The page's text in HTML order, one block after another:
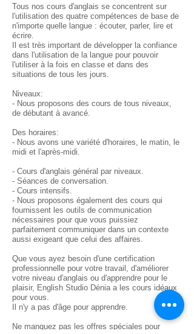
Tous nos cours d'anglais se concentrent sur
l'utilisation des quatre compétences de base de
n'importe quelle langue : écouter, parler, lire et
écrire.
Il est très important de développer la confiance
dans l'utilisation de la langue pour pouvoir
l'utiliser à la fois en classe et dans des
situations de tous les jours.
Niveaux:
- Nous proposons des cours de tous niveaux,
de débutant à avancé.
Des horaires:
- Nous avons une variété d'horaires, le matin, le
midi et l'après-midi.
- Cours d'anglais général par niveaux.
- Séances de conversation.
- Cours intensifs.
- Nous proposons également des cours qui
fournissent les outils de communication
nécessaires pour que vous puissiez
parfaitement communiquer dans un contexte
aussi exigeant que celui des affaires.
Que vous ayez besoin d'une certification
professionnelle pour votre travail, d'améliorer
votre niveau d'anglais ou d'apprendre pour le
plaisir, English Studio Dénia a les cours idéaux
pour vous.
Il n'y a pas d'âge pour apprendre.
Ne manquez pas les offres spéciales pour